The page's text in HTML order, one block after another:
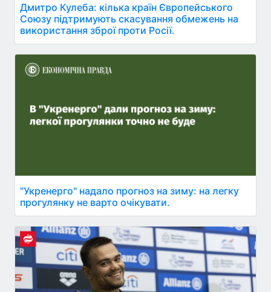
Дмитро Кулеба: кілька країн Європейського
Союзу підтримують скасування обмежень на
використання зброї проти Росії.
"Укренерго" надало прогноз на зиму: на легку
прогулянку не варто очікувати.